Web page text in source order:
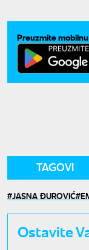
Preuzmite
TAGOVI
JASNA ĐUROVIĆ
Ostavite